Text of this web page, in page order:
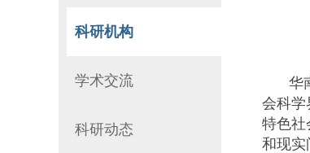
科研机构
学术交流
科研动态
华
会科学
特色社
和现实